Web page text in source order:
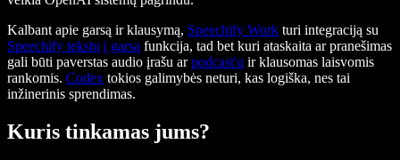
Kalbant apie garsą ir klausymą, Speechify Work turi integraciją su
Speechify tekstų į garsą funkcija, tad bet kuri ataskaita ar pranešimas
gali būti paverstas audio įrašu arpodcast'u ir klausomas laisvomis
rankomis. Codex tokios galimybės neturi, kas logiška, nes tai
inžinerinis sprendimas.
Kuris tinkamas jums?